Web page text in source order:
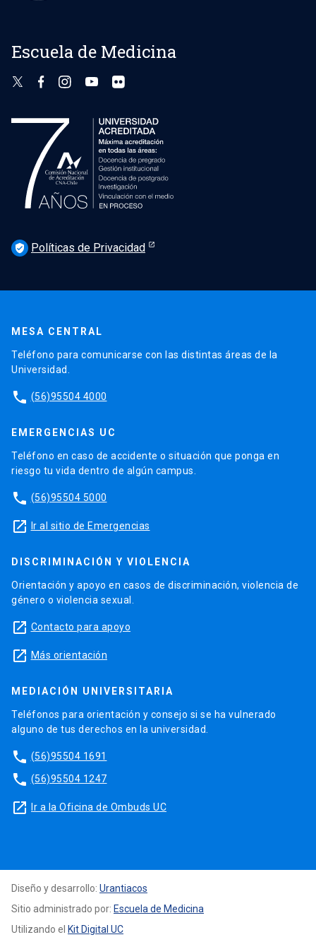
Escuela de Medicina
verified_user Políticas de Privacidad
MESA CENTRAL
Teléfono para comunicarse con las distintas áreas de la
Universidad.
phone (56)95504 4000
EMERGENCIAS UC
Teléfono en caso de accidente o situación que ponga en
riesgo tu vida dentro de algún campus.
phone (56)95504 5000
launch Ir al sitio de Emergencias
DISCRIMINACIÓN Y VIOLENCIA
Orientación y apoyo en casos de discriminación, violencia de
género o violencia sexual.
launch Contacto para apoyo
launch Más orientación
MEDIACIÓN UNIVERSITARIA
Teléfonos para orientación y consejo si se ha vulnerado
alguno de tus derechos en la universidad.
phone (56)95504 1691
phone (56)95504 1247
launch Ir a la Oficina de Ombuds UC
Diseño y desarrollo: Urantiacos
Sitio administrado por: Escuela de Medicina
Utilizando el Kit Digital UC